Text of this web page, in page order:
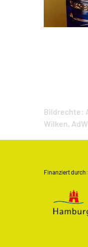
Bildrechte:
Wilken,
Finanziert durch: